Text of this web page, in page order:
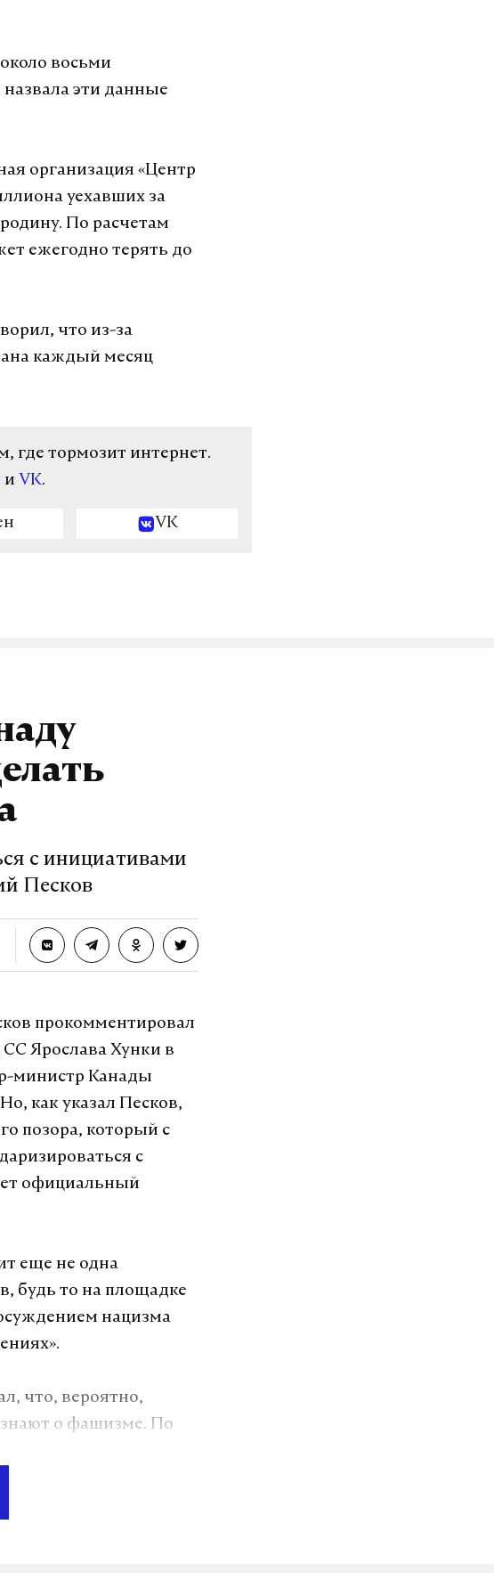
восьми
эти данные
организация «Центр
уехавших за
По расчетам
ежегодно терять до
что из-за
каждый месяц
где тормозит интернет.
и VK.
VK
с инициативами
Песков
прокомментировал
СС Ярослава Хунки в
министр Канады
как указал Песков,
позора, который с
с
официальный
еще не одна
будь то на площадке
нацизма
что, вероятно,
о фашизме. По